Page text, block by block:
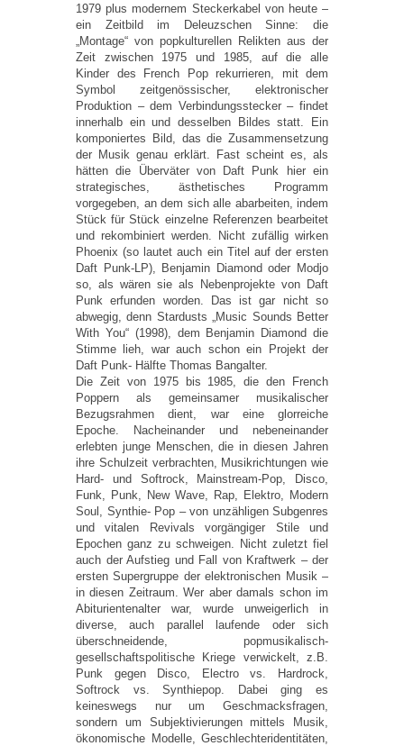
1979 plus modernem Steckerkabel von heute –
ein Zeitbild im Deleuzschen Sinne: die
„Montage“ von popkulturellen Relikten aus der
Zeit zwischen 1975 und 1985, auf die alle
Kinder des French Pop rekurrieren, mit dem
Symbol zeitgenössischer, elektronischer
Produktion – dem Verbindungsstecker – findet
innerhalb ein und desselben Bildes statt. Ein
komponiertes Bild, das die Zusammensetzung
der Musik genau erklärt. Fast scheint es, als
hätten die Überväter von Daft Punk hier ein
strategisches, ästhetisches Programm
vorgegeben, an dem sich alle abarbeiten, indem
Stück für Stück einzelne Referenzen bearbeitet
und rekombiniert werden. Nicht zufällig wirken
Phoenix (so lautet auch ein Titel auf der ersten
Daft Punk-LP), Benjamin Diamond oder Modjo
so, als wären sie als Nebenprojekte von Daft
Punk erfunden worden. Das ist gar nicht so
abwegig, denn Stardusts „Music Sounds Better
With You“ (1998), dem Benjamin Diamond die
Stimme lieh, war auch schon ein Projekt der
Daft Punk- Hälfte Thomas Bangalter.
Die Zeit von 1975 bis 1985, die den French
Poppern als gemeinsamer musikalischer
Bezugsrahmen dient, war eine glorreiche
Epoche. Nacheinander und nebeneinander
erlebten junge Menschen, die in diesen Jahren
ihre Schulzeit verbrachten, Musikrichtungen wie
Hard- und Softrock, Mainstream-Pop, Disco,
Funk, Punk, New Wave, Rap, Elektro, Modern
Soul, Synthie- Pop – von unzähligen Subgenres
und vitalen Revivals vorgängiger Stile und
Epochen ganz zu schweigen. Nicht zuletzt fiel
auch der Aufstieg und Fall von Kraftwerk – der
ersten Supergruppe der elektronischen Musik –
in diesen Zeitraum. Wer aber damals schon im
Abiturientenalter war, wurde unweigerlich in
diverse, auch parallel laufende oder sich
überschneidende, popmusikalisch-
gesellschaftspolitische Kriege verwickelt, z.B.
Punk gegen Disco, Electro vs. Hardrock,
Softrock vs. Synthiepop. Dabei ging es
keineswegs nur um Geschmacksfragen,
sondern um Subjektivierungen mittels Musik,
ökonomische Modelle, Geschlechteridentitäten,